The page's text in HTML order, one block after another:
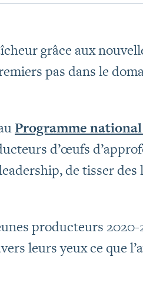
grâce aux
pas dans le
Programme
d’œufs
de tisser
producteurs
leurs yeux ce que